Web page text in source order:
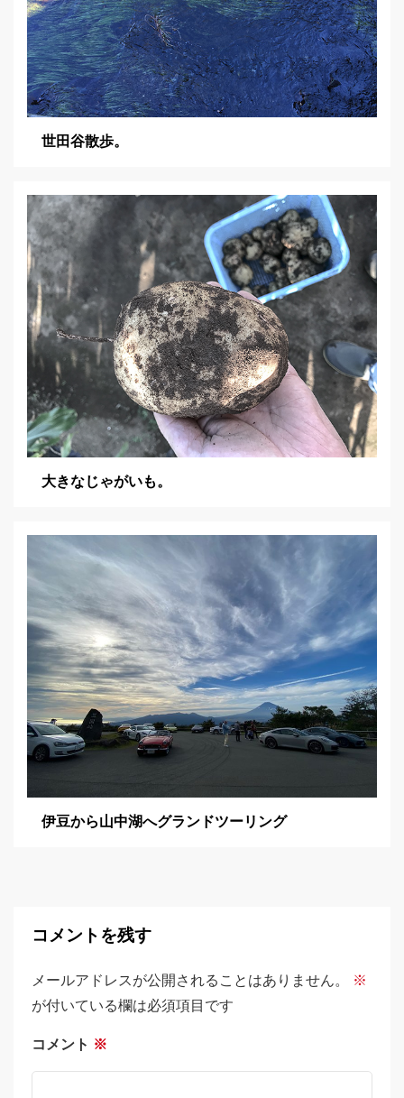
世田谷散歩。
大きなじゃがいも。
伊豆から山中湖へグランドツーリング
コメントを残す
メールアドレスが公開されることはありません。
※
が付いている欄は必須項目です
コメント ※